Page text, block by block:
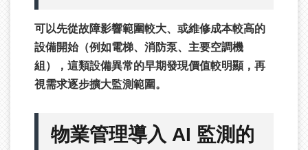
可以先從故障影響範圍較大、或維修成本較高的
設備開始（例如電梯、消防泵、主要空調機
組），這類設備異常的早期發現價值較明顯，再
視需求逐步擴大監測範圍。
物業管理導入 AI 監測的